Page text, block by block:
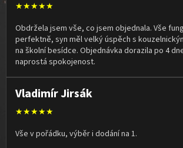
★★★★★
Obdržela jsem vše, co jsem objednala. Vše
perfektně, syn měl velký úspěch s
na školní besídce. Objednávka dorazila po 4
naprostá spokojenost.
Vladimír Jirsák
★★★★★
Vše v pořádku, výběr i dodání na 1.